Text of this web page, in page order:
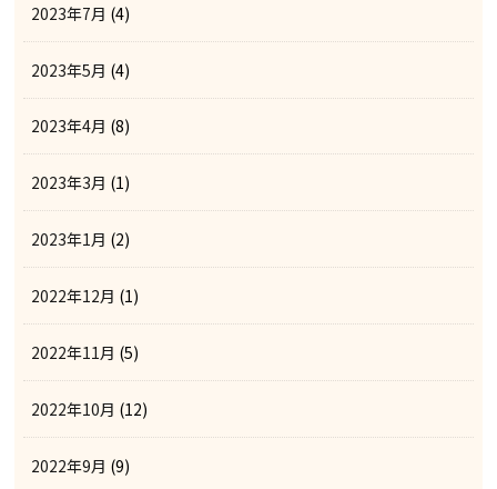
2023年7月 (4)
2023年5月 (4)
2023年4月 (8)
2023年3月 (1)
2023年1月 (2)
2022年12月 (1)
2022年11月 (5)
2022年10月 (12)
2022年9月 (9)